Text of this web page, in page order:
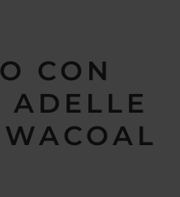
CON
ADELLE